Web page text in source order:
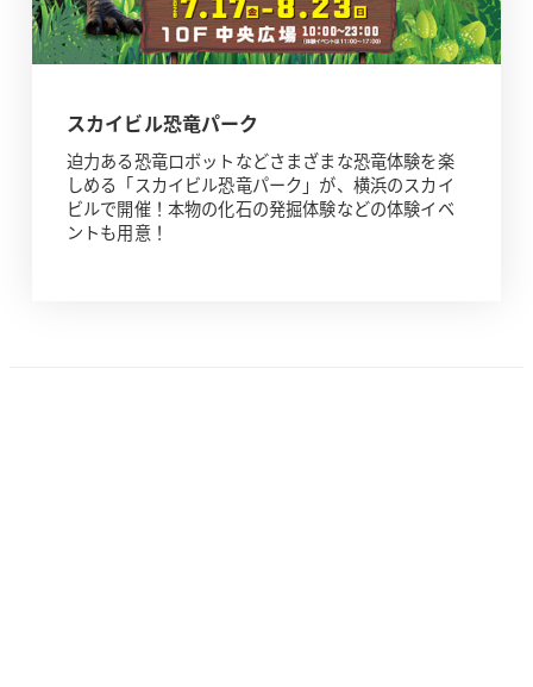
スカイビル恐竜パーク
迫力ある恐竜ロボットなどさまざまな恐竜体験を楽
しめる「スカイビル恐竜パーク」が、横浜のスカイ
ビルで開催！本物の化石の発掘体験などの体験イベ
ントも用意！